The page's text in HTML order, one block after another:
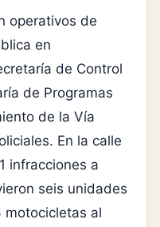
operativos de
en
de Control
de Programas
de la Vía
En la calle
infracciones a
seis unidades
motocicletas al